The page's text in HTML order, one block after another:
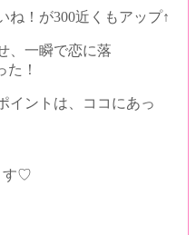
ね！が300近くもアップ↑
一瞬で恋に落
！
イントは、ココにあっ
す♡